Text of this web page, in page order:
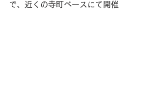
で、近くの寺町ベースにて開催